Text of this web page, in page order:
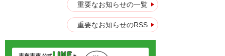
重要なお知らせの一覧
重要なお知らせのRSS